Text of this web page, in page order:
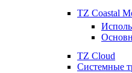
TZ Coastal
TZ Cloud
Системные